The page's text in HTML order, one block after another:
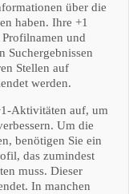
über die
haben. Ihre +1
und
Suchergebnissen
Stellen auf
werden.
Aktivitäten auf, um
Um die
benötigen Sie ein
das zumindest
muss. Dieser
In manchen